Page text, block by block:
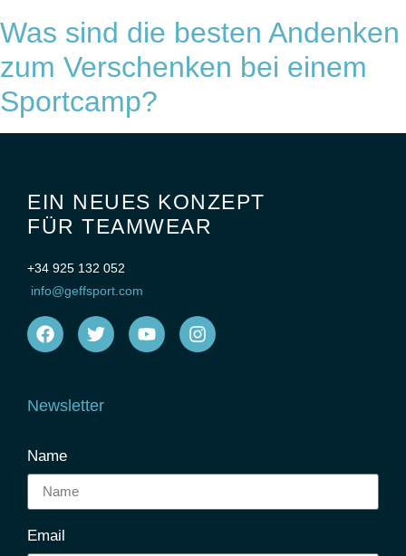
Was sind die besten Andenken
zum Verschenken bei einem
Sportcamp?
EIN NEUES KONZEPT
FÜR TEAMWEAR
+34 925 132 052
info@geffsport.com
Newsletter
Name
Email